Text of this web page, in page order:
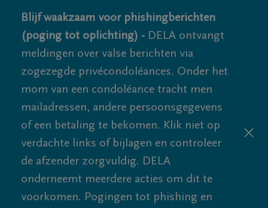
Blijf waakzaam voor phishingberichten
(poging tot oplichting) - DELA ontvangt
meldingen over valse berichten via
zogezegde privécondoléances. Onder het
mom van een condoléance tracht men
mailadressen, andere persoonsgegevens
of een betaling te bekomen. Klik niet op
verdachte links of bijlagen en controleer
de afzender zorgvuldig. DELA
onderneemt meerdere acties om dit te
voorkomen. Pogingen tot phishing en